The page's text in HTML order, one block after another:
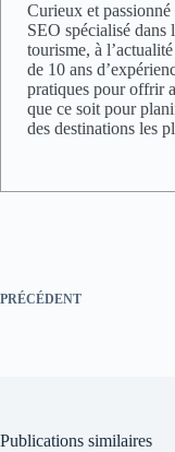
Curieux et
SEO spécialisé dans
tourisme, à
de 10 ans
pratiques pour offrir
que ce soit pour
des destinations les
PRÉCÉDENT
Publications similaires